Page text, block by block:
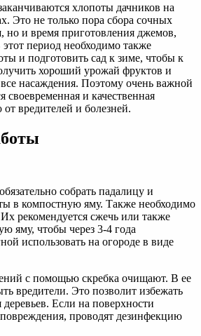
хлопоты дачников на
Это не только пора сбора сочных
но и время приготовления джемов,
период необходимо также
и подготовить сад к зиме, чтобы к
хороший урожай фруктов и
насаждения. Поэтому очень важной
своевременная и качественная
от вредителей и болезней.
собрать падалицу и
в компостную яму. Также необходимо
Их рекомендуется сжечь или также
яму, чтобы через 3-4 года
использовать на огороде в виде
с помощью скребка очищают. В ее
вредители. Это позволит избежать
Если на поверхности
проводят дезинфекцию